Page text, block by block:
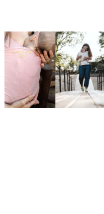
Porteo
mamás
posparto: